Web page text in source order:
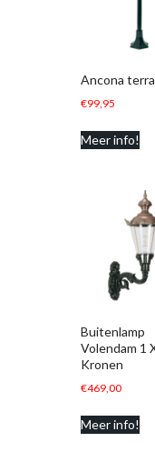
Ancona
€99,95
Meer info!
Buitenlamp
Volendam 1
Kronen
€469,00
Meer info!